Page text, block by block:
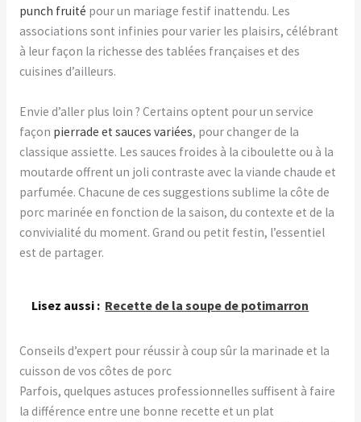
punch fruité pour un mariage festif inattendu. Les
associations sont infinies pour varier les plaisirs, célébrant
à leur façon la richesse des tablées françaises et des
cuisines d’ailleurs.
Envie d’aller plus loin ? Certains optent pour un service
façon pierrade et sauces variées, pour changer de la
classique assiette. Les sauces froides à la ciboulette ou à la
moutarde offrent un joli contraste avec la viande chaude et
parfumée. Chacune de ces suggestions sublime la côte de
porc marinée en fonction de la saison, du contexte et de la
convivialité du moment. Grand ou petit festin, l’essentiel
est de partager.
Lisez aussi : Recette de la soupe de potimarron
Conseils d’expert pour réussir à coup sûr la marinade et la
cuisson de vos côtes de porc
Parfois, quelques astuces professionnelles suffisent à faire
la différence entre une bonne recette et un plat